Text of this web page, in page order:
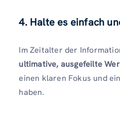
4. Halte es einfach
Im Zeitalter der
ultimative, ausgefeilte
einen klaren Fokus und
haben.